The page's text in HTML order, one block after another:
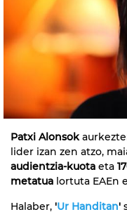
Patxi Alonsok
lider izan zen atzo,
audientzia-kuota eta
metatua lortuta EAEn
Halaber, 'Ur Handitan'